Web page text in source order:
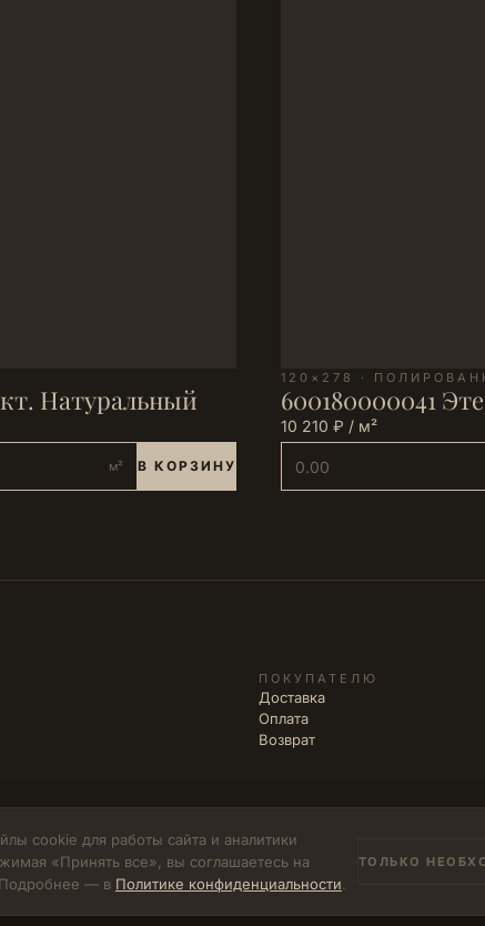
Натуральный
м² В КОРЗИНУ
120×278 ·
600180000041
10 210 ₽ / м²
ПОКУПАТЕЛЮ
Доставка
Оплата
Возврат
cookie для работы сайта и аналитики
«Принять все», вы соглашаетесь на
— в Политике конфиденциальности.
ТОЛЬКО